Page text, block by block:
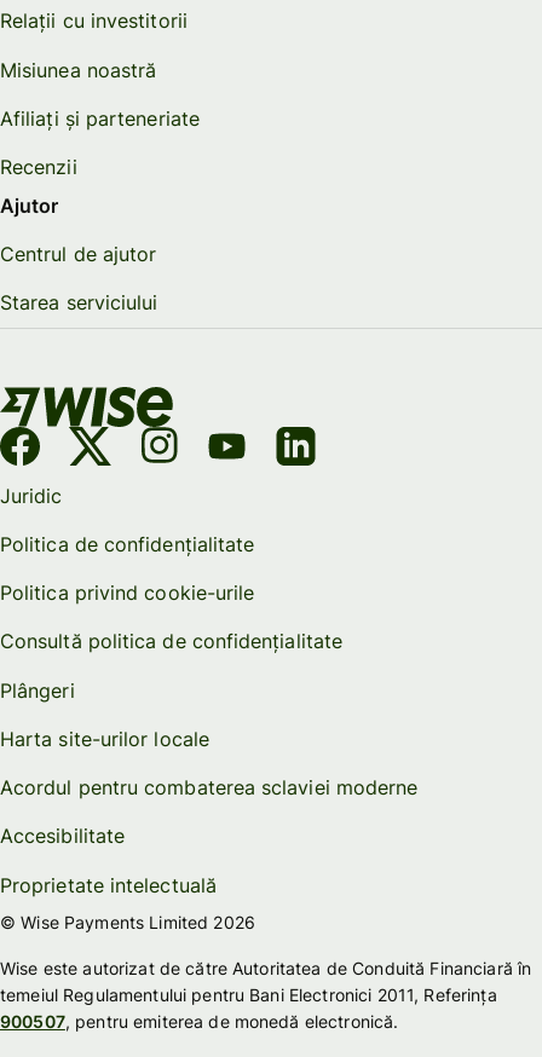
Relații cu investitorii
Misiunea noastră
Afiliați și parteneriate
Recenzii
Ajutor
Centrul de ajutor
Starea serviciului
Juridic
Politica de confidențialitate
Politica privind cookie-urile
Consultă politica de confidențialitate
Plângeri
Harta site-urilor locale
Acordul pentru combaterea sclaviei moderne
Accesibilitate
Proprietate intelectuală
© Wise Payments Limited 2026
Wise este autorizat de către Autoritatea de Conduită Financiară în
temeiul Regulamentului pentru Bani Electronici 2011, Referința
900507, pentru emiterea de monedă electronică.